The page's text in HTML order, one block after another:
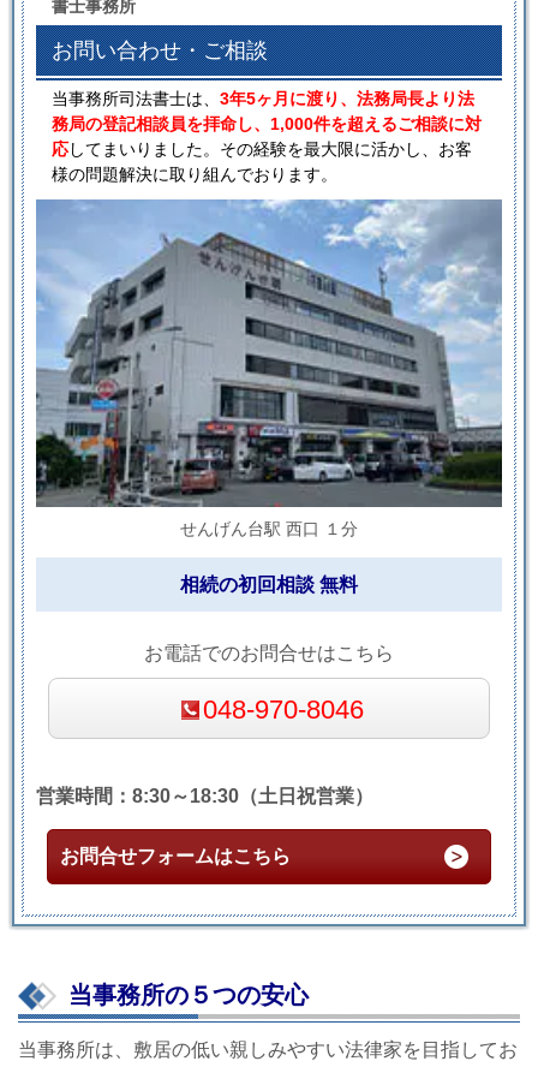
書士事務所
お問い合わせ・ご相談
当事務所司法書士は、 3年5ヶ月に渡り、法務局長より法
務局の登記相談員を拝命し、1,000件を超えるご相談に対
応してまいりました。その経験を最大限に活かし、お客
様の問題解決に取り組んでおります。
せんげん台駅 西口 １分
相続の初回相談 無料
お電話でのお問合せはこちら
048-970-8046
営業時間：8:30～18:30（土日祝営業）
お問合せフォームはこちら
当事務所の５つの安心
当事務所は、敷居の低い親しみやすい法律家を目指してお